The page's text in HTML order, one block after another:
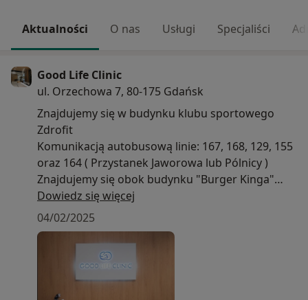
Aktualności O nas Usługi Specjaliści
Good Life Clinic
ul. Orzechowa 7, 80-175 Gdańsk
Znajdujemy się w budynku klubu sportowego
Zdrofit
Komunikacją autobusową linie: 167, 168, 129, 155
oraz 164 ( Przystanek Jaworowa lub Pólnicy )
Znajdujemy się obok budynku "Burger Kinga"
oraz " Cube Office Park"
Dowiedz się więcej
04/02/2025